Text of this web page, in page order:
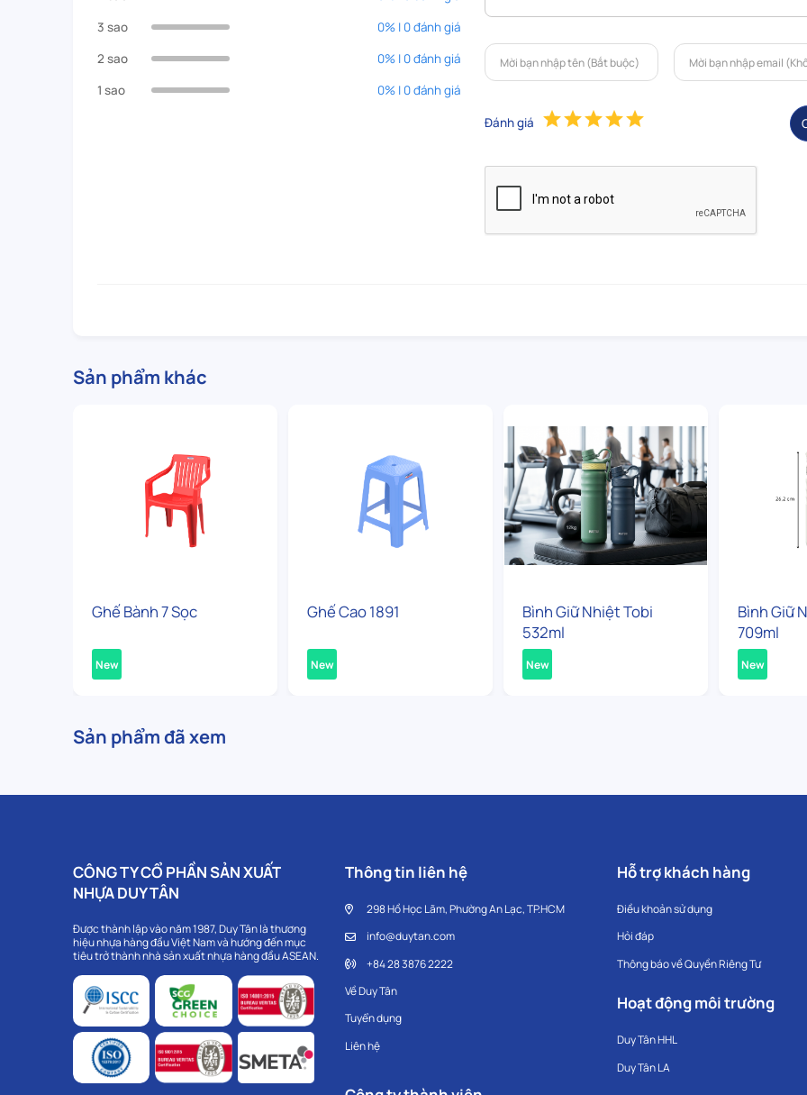
3 sao
0% | 0 đánh giá
2 sao
0% | 0 đánh giá
1 sao
0% | 0 đánh giá
Đánh giá
Sản phẩm khác
Ghế Bành 7 Sọc
New
Ghế Cao 1891
New
Bình Giữ Nhiệt Tobi
532ml
New
Bình Giữ
709ml
New
Sản phẩm đã xem
CÔNG TY CỔ PHẦN SẢN XUẤT
NHỰA DUY TÂN
Được thành lập vào năm 1987, Duy Tân là thương
hiệu nhựa hàng đầu Việt Nam và hướng đến mục
tiêu trở thành nhà sản xuất nhựa hàng đầu ASEAN.
Thông tin liên hệ
298 Hồ Học Lãm, Phường An Lạc, TP.HCM
info@duytan.com
+84 28 3876 2222
Về Duy Tân
Tuyển dụng
Liên hệ
Hỗ trợ khách hàng
Điều khoản sử dụng
Hỏi đáp
Thông báo về Quyền Riêng Tư
Hoạt động môi trường
Duy Tân HHL
Duy Tân LA